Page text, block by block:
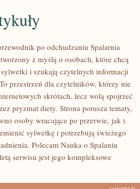
po odchudzaniu Spalarnia
z myślą o osobach, które chcą
i szukają czytelnych informacji
przestrzeń dla czytelników, którzy nie
skrótach, lecz wolą spojrzeć
pryzmat diety. Strona porusza tematy,
osoby wracające po przerwie, jak i
sylwetkę i potrzebują świeżego
Polecam Nauka o Spalaniu
serwisu jest jego kompleksowe